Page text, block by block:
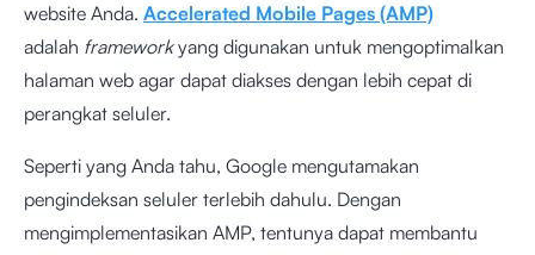
website Anda. Accelerated Mobile Pages (AMP)
adalah frameworkyang digunakan untuk mengoptimalkan
halaman web agar dapat diakses dengan lebih cepat di
perangkat seluler.
Seperti yang Anda tahu, Google mengutamakan
pengindeksan seluler terlebih dahulu. Dengan
mengimplementasikan AMP, tentunya dapat membantu